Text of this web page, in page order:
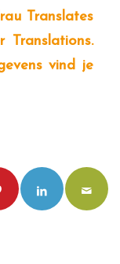
Translates
Translations.
vind je